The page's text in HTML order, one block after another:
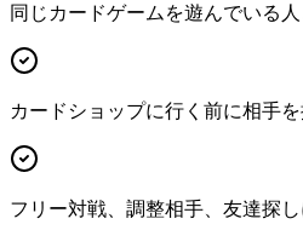
同じカードゲームを遊んでいる
カードショップに行く前に相手
フリー対戦、調整相手、友達探